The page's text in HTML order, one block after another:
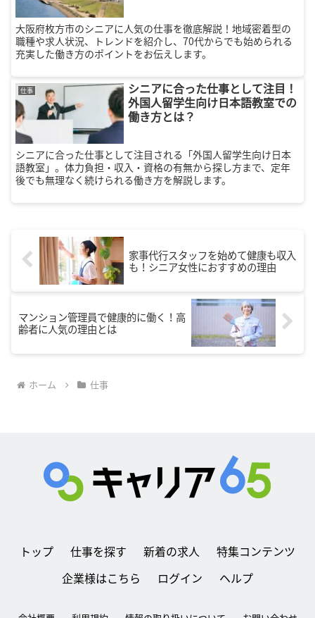
大阪府枚方市のシニアに人気の仕事を徹底解説！地域密着型の
職種や求人状況、トレンドを紹介し、70代からでも始められる
充実した働き方のポイントをお伝えします。
仕事
シニアに合った仕事として注目！
外国人留学生向け日本語教室での
働き方とは？
シニアに合った仕事として注目される「外国人留学生向け日本
語教室」。体力負担・収入・資格の有無から探し方まで、定年
後でも無理なく続けられる働き方を解説します。
家事代行スタッフを始めて健康も収入
も！シニア女性におすすめの理由
マンション管理員で健康的に働く！高
齢者に人気の理由とは
ホーム 仕事
トップ 仕事を探す 新着の求人
特集コンテンツ
企業様はこちら
ログイン ヘルプ